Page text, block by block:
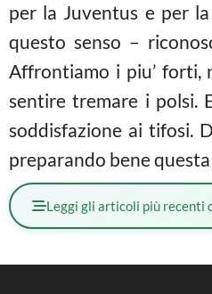
per la Juventus e per
questo senso –
Affrontiamo i piu’ forti,
sentire tremare i polsi.
soddisfazione ai tifosi.
preparando bene questa
Leggi gli articoli più recenti